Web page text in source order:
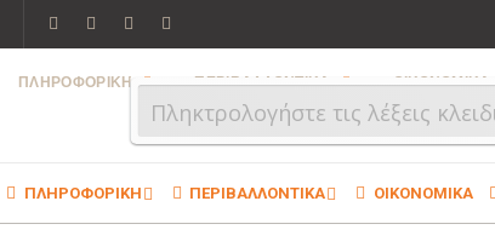
ΠΛΗΡΟΦΟΡΙΚΗ ΠΕΡΙΒΑΛΛΟΝΤΙΚΑ ΟΙΚΟΝΟΜΙΚΑ
ΠΛΗΡΟΦΟΡΙΚΗ ΠΕΡΙΒΑΛΛΟΝΤΙΚΑ ΟΙΚΟΝΟΜΙΚΑ